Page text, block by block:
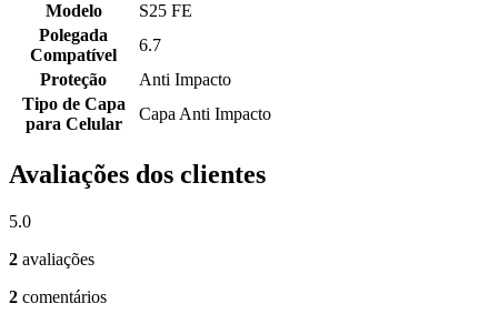
Modelo
S25 FE
Polegada
Compatível
6.7
Proteção
Anti Impacto
Tipo de Capa
para Celular
Capa Anti Impacto
Avaliações dos clientes
5.0
2 avaliações
2 comentários